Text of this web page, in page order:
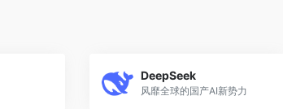
DeepSeek
风靡全球的国产AI新势力